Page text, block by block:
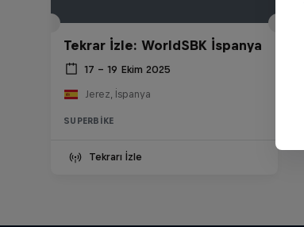
Tekrar İzle: WorldSBK İspanya
17 – 19 Ekim 2025
Jerez, İspanya
SUPERBIKE
Tekrarı İzle